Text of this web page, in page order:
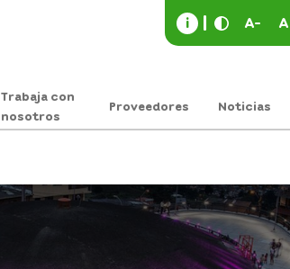
i A- A
Trabaja con
nosotros
Proveedores Noticias